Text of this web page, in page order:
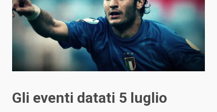
Gli eventi datati 5 luglio